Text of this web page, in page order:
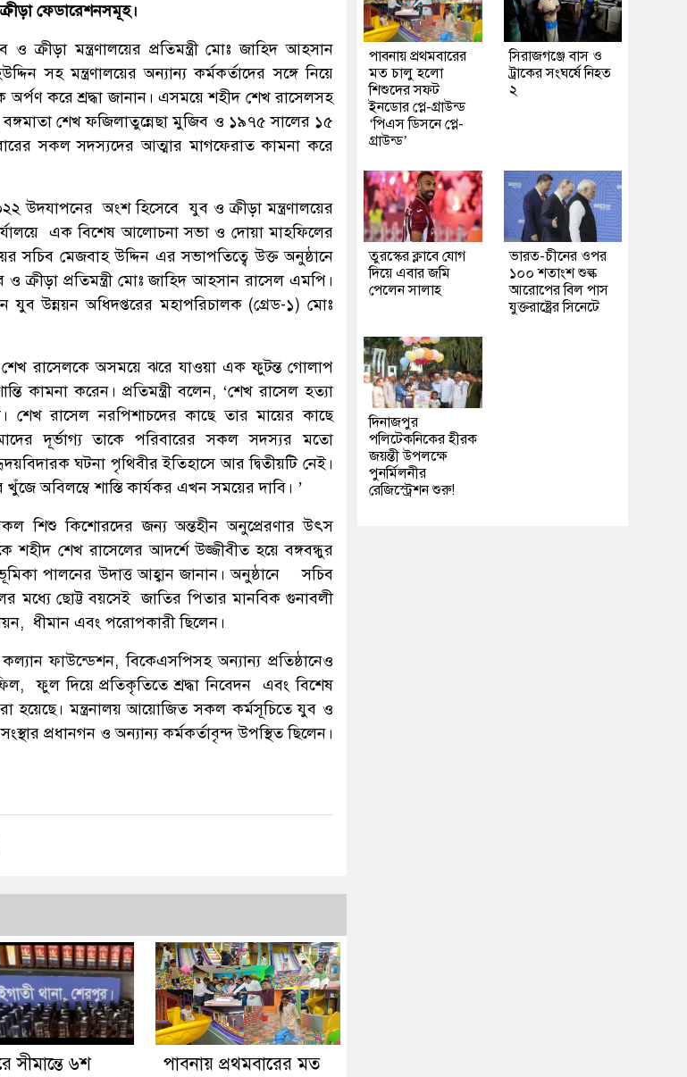
ফেডারেশনসমূহ।
মন্ত্রণালয়ের প্রতিমন্ত্রী মোঃ জাহিদ আহসান
সহ মন্ত্রণালয়ের অন্যান্য কর্মকর্তাদের সঙ্গে নিয়ে
অর্পণ করে শ্রদ্ধা জানান। এসময়ে শহীদ শেখ রাসেলসহ
শেখ ফজিলাতুন্নেছা মুজিব ও ১৯৭৫ সালের ১৫
সকল সদস্যদের আত্মার মাগফেরাত কামনা করে
উদযাপনের অংশ হিসেবে যুব ও ক্রীড়া মন্ত্রণালয়ের
এক বিশেষ আলোচনা সভা ও দোয়া মাহফিলের
সচিব মেজবাহ উদ্দিন এর সভাপতিত্বে উক্ত অনুষ্ঠানে
ক্রীড়া প্রতিমন্ত্রী মোঃ জাহিদ আহসান রাসেল এমপি।
যুব উন্নয়ন অধিদপ্তরের মহাপরিচালক (গ্রেড-১) মোঃ
শেখ রাসেলকে অসময়ে ঝরে যাওয়া এক ফুটন্ত গোলাপ
কামনা করেন। প্রতিমন্ত্রী বলেন, ‘শেখ রাসেল হত্যা
শেখ রাসেল নরপিশাচদের কাছে তার মায়ের কাছে
দূর্ভাগ্য তাকে পরিবারের সকল সদস্যর মতো
ঘটনা পৃথিবীর ইতিহাসে আর দ্বিতীয়টি নেই।
অবিলম্বে শাস্তি কার্যকর এখন সময়ের দাবি। ’
সকল শিশু কিশোরদের জন্য অন্তহীন অনুপ্রেরণার উৎস
শহীদ শেখ রাসেলের আদর্শে উজ্জীবীত হয়ে বঙ্গবন্ধুর
ভূমিকা পালনের উদাত্ত আহ্বান জানান। অনুষ্ঠানে সচিব
মধ্যে ছোট্ট বয়সেই জাতির পিতার মানবিক গুনাবলী
ধীমান এবং পরোপকারী ছিলেন।
ফাউন্ডেশন, বিকেএসপিসহ অন্যান্য প্রতিষ্ঠানেও
ফুল দিয়ে প্রতিকৃতিতে শ্রদ্ধা নিবেদন এবং বিশেষ
হয়েছে। মন্ত্রনালয় আয়োজিত সকল কর্মসূচিতে যুব ও
প্রধানগন ও অন্যান্য কর্মকর্তাবৃন্দ উপস্থিত ছিলেন।
সীমান্তে ৬শ
পাবনায় প্রথমবারের মত
পাবনায় প্রথমবারের
মত চালু হলো
শিশুদের সফট
ইনডোর প্লে-গ্রাউন্ড
‘পিএস ডিসনে প্লে-
গ্রাউন্ড’
সিরাজগঞ্জে বাস ও
ট্রাকের সংঘর্ষে নিহত
২
তুরস্কের ক্লাবে যোগ
দিয়ে এবার জমি
পেলেন সালাহ
ভারত-চীনের ওপর
১০০ শতাংশ শুল্ক
আরোপের বিল পাস
যুক্তরাষ্ট্রের সিনেটে
দিনাজপুর
পলিটেকনিকের হীরক
জয়ন্তী উপলক্ষে
পুনর্মিলনীর
রেজিস্ট্রেশন শুরু!